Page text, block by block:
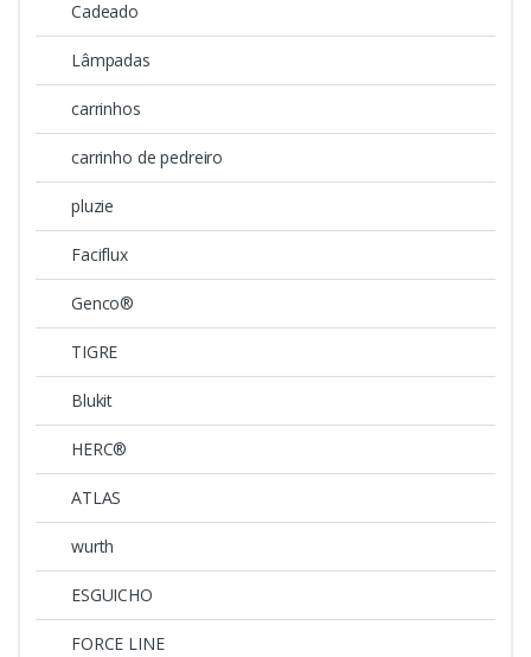
Cadeado
Lâmpadas
carrinhos
carrinho de pedreiro
pluzie
Faciflux
Genco®
TIGRE
Blukit
HERC®
ATLAS
wurth
ESGUICHO
FORCE LINE